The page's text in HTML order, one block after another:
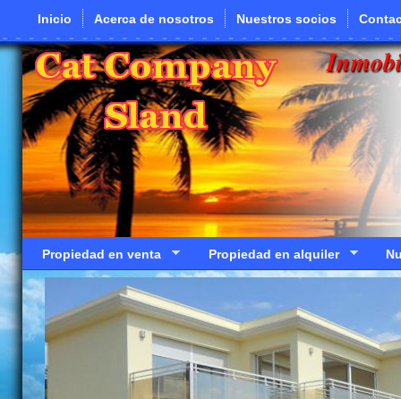
Pasar al contenido principal
Inicio Acerca de nosotros Nuestros socios
Propiedad en venta Propiedad en alquiler